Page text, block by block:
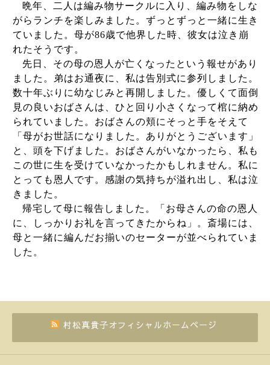
晩年、二人は編み物サークルに入り、編み物をしな
がらランチを楽しみました。ずっとずっと一緒に生き
ていました。母が86歳で他界した時、彼女は泣き崩
れたそうです。
先日、その母の恩人が亡くなったという報せがあり
ました。弟はお通夜に、私は告別式に参列しました。
数十年ぶりに幼なじみと再開しました。優しくて面倒
見の良いおばさんは、ひと回り小さくなって棺に納め
られていました。おばさんの頬にそっと手をそえて
「母がお世話になりました。ありがとうございます」
と、頭を下げました。おばさんがいなかったら、私も
この世に生を受けていなかったかもしれません。私に
とっても恩人です。感謝の気持ちが溢れ出し、私は泣
きました。
帰宅して母に報告しました。「お母さんの命の恩人
に、しっかりお礼を言ってきたからね」。斎場には、
母と一緒に編んだお揃いのセーターが並べられていま
した。
村松真貴子オフィシャルホームページ